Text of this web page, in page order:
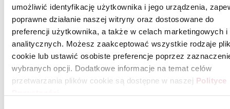
umożliwić identyfikację użytkownika i jego urządzenia,
poprawne działanie naszej witryny oraz dostosowane do
preferencji użytkownika, a także w celach marketingowych i
analitycznych. Możesz zaakceptować wszystkie rodzaje
cookie lub ustawić osobiste preferencje poprzez
wybranych opcji. Dodatkowe informacje na temat celów
przetwarzania plików cookie są dostępne w naszej Polityce
PODKARPACKIE